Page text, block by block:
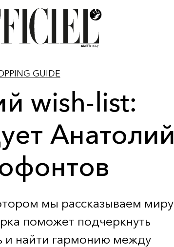
GUIDE
wish-list:
Анатолий
мы рассказываем миру
поможет подчеркнуть
и найти гармонию между